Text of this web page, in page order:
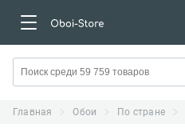
Главная Обои По стране